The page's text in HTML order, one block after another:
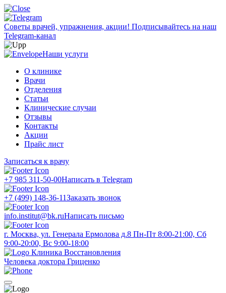
Советы врачей, упражнения, акции! Подписывайтесь на наш
Telegram-канал
Наши услуги
О клинике
Врачи
Отделения
Статьи
Клинические случаи
Отзывы
Контакты
Акции
Прайс лист
Записаться к врачу
+7 985 311-50-00Написать в Telegram
+7 (499) 148-36-11Заказать звонок
info.institut@bk.ruНаписать письмо
г. Москва, ул. Генерала Ермолова д.8 Пн-Пт 8:00-21:00, Сб
9:00-20:00, Вс 9:00-18:00
Клиника Восстановления
Человека доктора Гриценко